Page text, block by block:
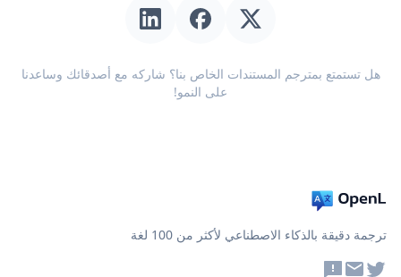
هل تستمتع بمترجم المستندات الخاص بنا؟ شاركه مع أصدقائك وساعدنا
على النمو!
ترجمة دقيقة بالذكاء الاصطناعي لأكثر من 100 لغة